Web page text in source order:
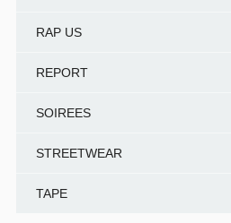
RAP US
REPORT
SOIREES
STREETWEAR
TAPE